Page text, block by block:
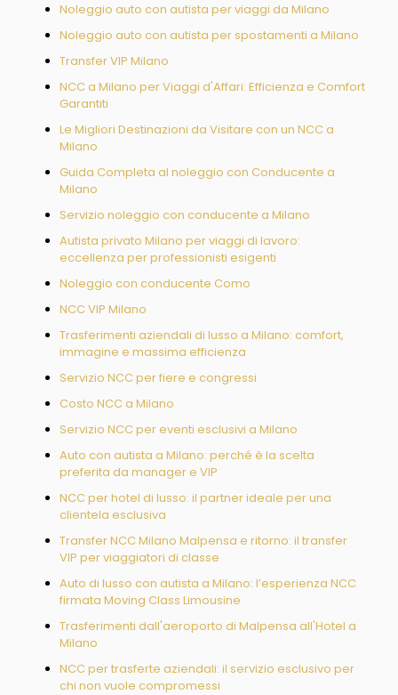
Noleggio auto con autista per viaggi da Milano
Noleggio auto con autista per spostamenti a Milano
Transfer VIP Milano
NCC a Milano per Viaggi d'Affari: Efficienza e Comfort
Garantiti
Le Migliori Destinazioni da Visitare con un NCC a
Milano
Guida Completa al noleggio con Conducente a
Milano
Servizio noleggio con conducente a Milano
Autista privato Milano per viaggi di lavoro:
eccellenza per professionisti esigenti
Noleggio con conducente Como
NCC VIP Milano
Trasferimenti aziendali di lusso a Milano: comfort,
immagine e massima efficienza
Servizio NCC per fiere e congressi
Costo NCC a Milano
Servizio NCC per eventi esclusivi a Milano
Auto con autista a Milano: perché è la scelta
preferita da manager e VIP
NCC per hotel di lusso: il partner ideale per una
clientela esclusiva
Transfer NCC Milano Malpensa e ritorno: il transfer
VIP per viaggiatori di classe
Auto di lusso con autista a Milano: l’esperienza NCC
firmata Moving Class Limousine
Trasferimenti dall'aeroporto di Malpensa all'Hotel a
Milano
NCC per trasferte aziendali: il servizio esclusivo per
chi non vuole compromessi